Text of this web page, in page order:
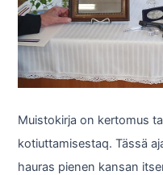
Muistokirja on kertomus
kotiuttamisestaq. Tässä
hauras pienen kansan